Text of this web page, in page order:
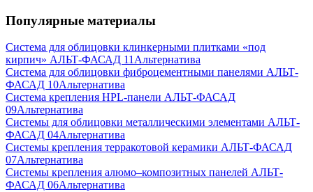
Популярные материалы
Система для облицовки клинкерными плитками «под
кирпич» АЛЬТ-ФАСАД 11 Альтернатива
Система для облицовки фиброцементными панелями АЛЬТ-
ФАСАД 10Альтернатива
Система крепления HPL-панели АЛЬТ-ФАСАД
09Альтернатива
Системы для облицовки металлическими элементами АЛЬТ-
ФАСАД 04Альтернатива
Системы крепления терракотовой керамики АЛЬТ-ФАСАД
07Альтернатива
Cистемы крепления алюмо–композитных панелей АЛЬТ-
ФАСАД 06Альтернатива